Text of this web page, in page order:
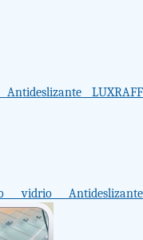
LUXRAFF
vidrio Antideslizante